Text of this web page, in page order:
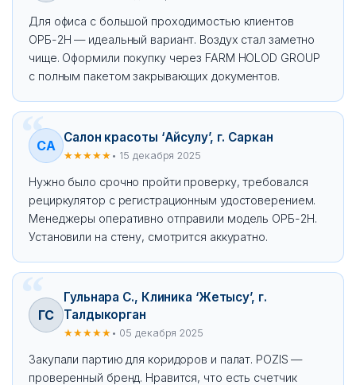
Для офиса с большой проходимостью клиентов
ОРБ-2Н — идеальный вариант. Воздух стал заметно
чище. Оформили покупку через FARM HOLOD GROUP
с полным пакетом закрывающих документов.
СА
Салон красоты ‘Айсулу’, г. Саркан
★★★★★ • 15 декабря 2025
Нужно было срочно пройти проверку, требовался
рециркулятор с регистрационным удостоверением.
Менеджеры оперативно отправили модель ОРБ-2Н.
Установили на стену, смотрится аккуратно.
ГС
Гульнара С., Клиника ‘Жетысу’, г.
Талдыкорган
★★★★★ • 05 декабря 2025
Закупали партию для коридоров и палат. POZIS —
проверенный бренд. Нравится, что есть счетчик